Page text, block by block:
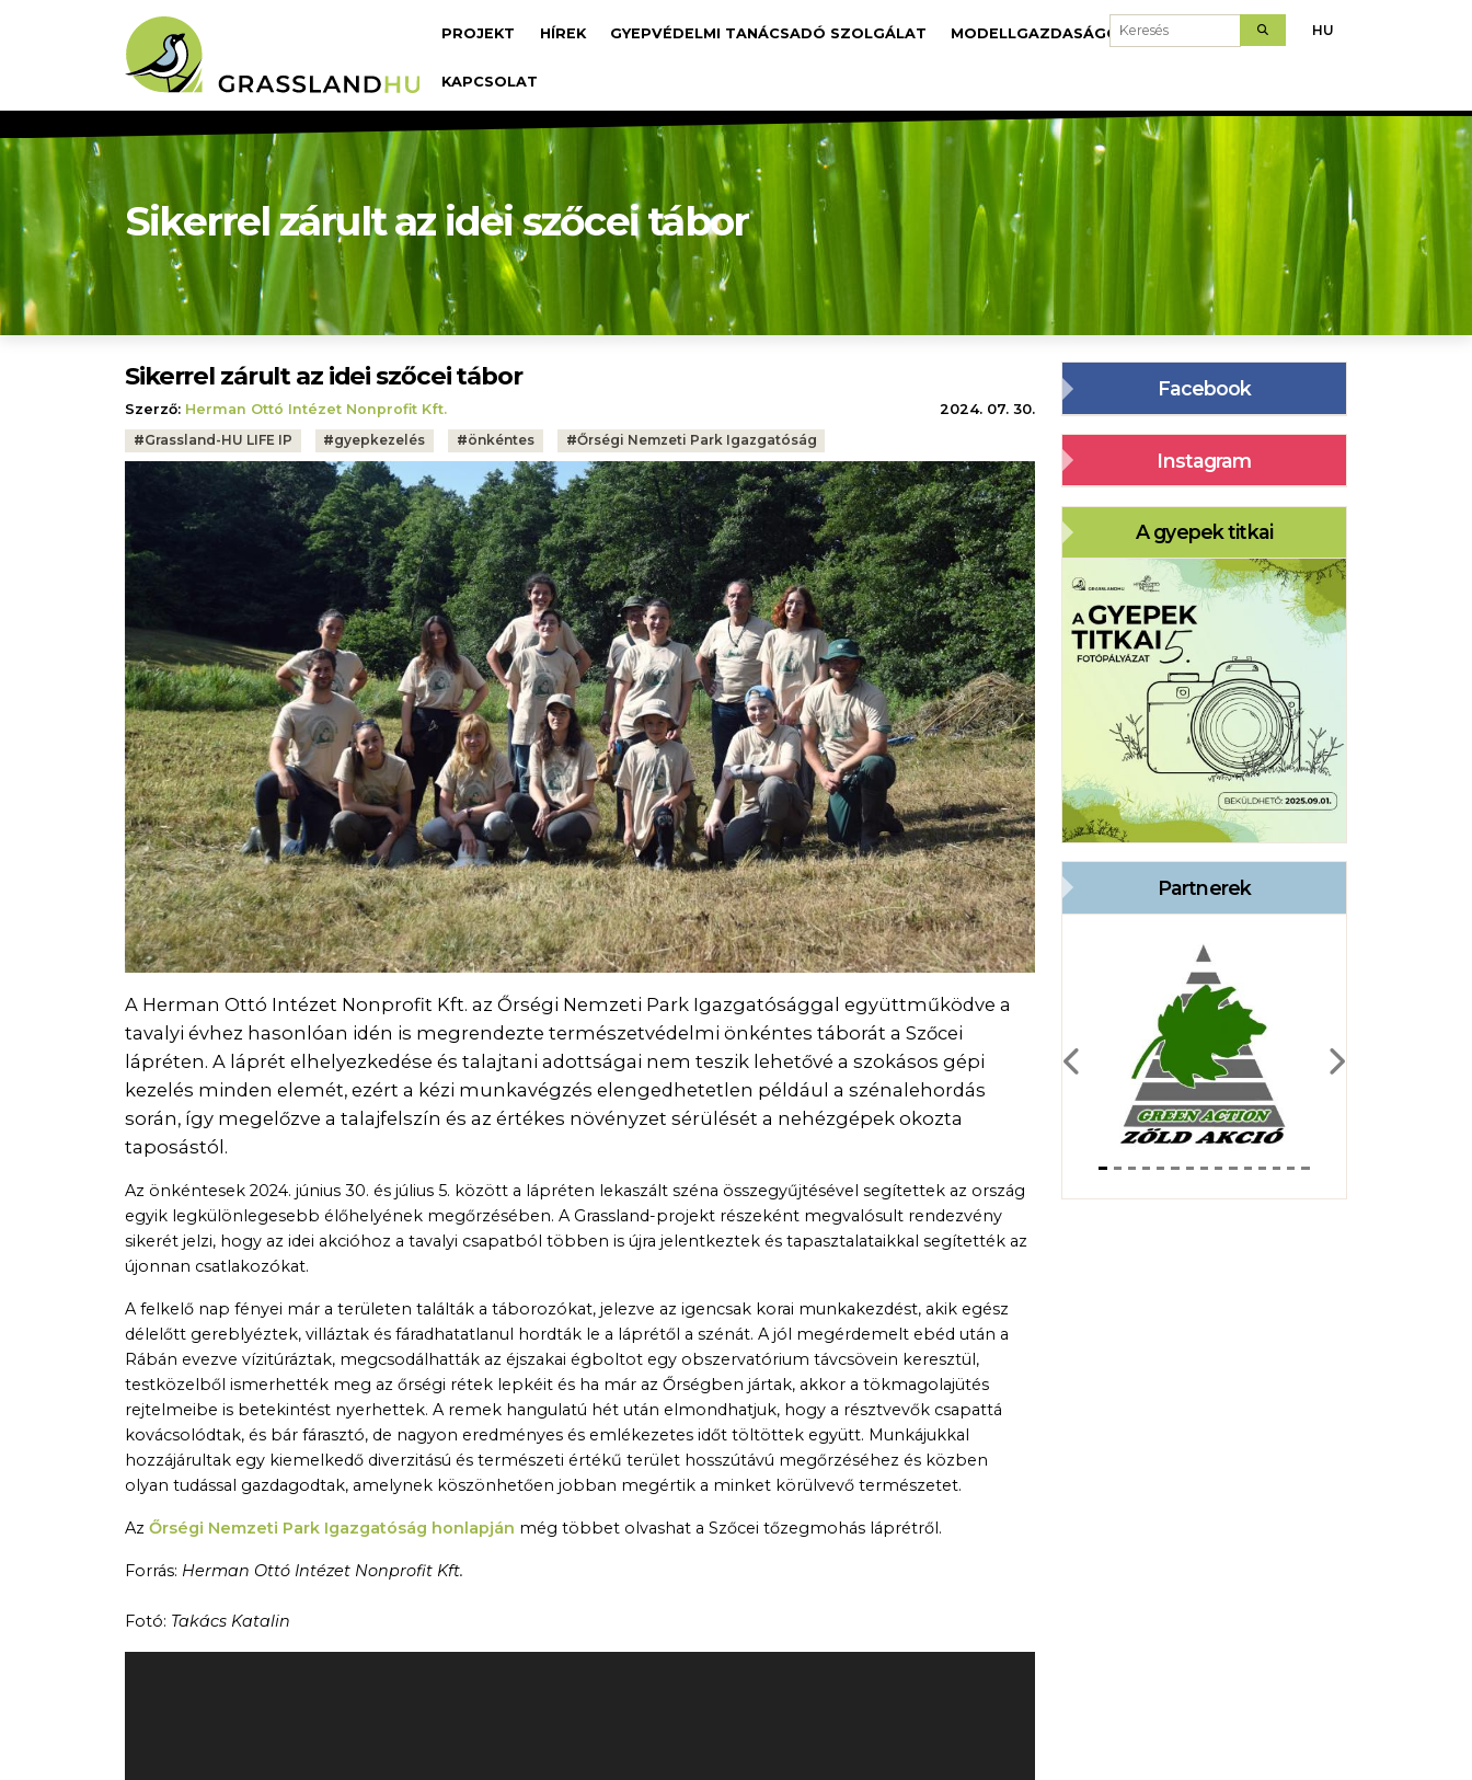
Fő navigáció
PROJEKT HÍREK GYEPVÉDELMI TANÁCSADÓ SZOLGÁLAT MODELLGAZDASÁGOK LETÖLTÉS
KAPCSOLAT
Keresés HU
Sikerrel zárult az idei szőcei tábor
Sikerrel zárult az idei szőcei tábor
Szerző: Herman Ottó Intézet Nonprofit Kft.
2024. 07. 30.
Tags:
#Grassland-HU LIFE IP #gyepkezelés #önkéntes #Őrségi Nemzeti Park Igazgatóság
A Herman Ottó Intézet Nonprofit Kft. az Őrségi Nemzeti Park Igazgatósággal együttműködve a
tavalyi évhez hasonlóan idén is megrendezte természetvédelmi önkéntes táborát a Szőcei
lápréten. A láprét elhelyezkedése és talajtani adottságai nem teszik lehetővé a szokásos gépi
kezelés minden elemét, ezért a kézi munkavégzés elengedhetetlen például a szénalehordás
során, így megelőzve a talajfelszín és az értékes növényzet sérülését a nehézgépek okozta
taposástól.
Az önkéntesek 2024. június 30. és július 5. között a lápréten lekaszált széna összegyűjtésével segítettek az ország
egyik legkülönlegesebb élőhelyének megőrzésében. A Grassland-projekt részeként megvalósult rendezvény
sikerét jelzi, hogy az idei akcióhoz a tavalyi csapatból többen is újra jelentkeztek és tapasztalataikkal segítették az
újonnan csatlakozókat.
A felkelő nap fényei már a területen találták a táborozókat, jelezve az igencsak korai munkakezdést, akik egész
délelőtt gereblyéztek, villáztak és fáradhatatlanul hordták le a láprétől a szénát. A jól megérdemelt ebéd után a
Rábán evezve vízitúráztak, megcsodálhatták az éjszakai égboltot egy obszervatórium távcsövein keresztül,
testközelből ismerhették meg az őrségi rétek lepkéit és ha már az Őrségben jártak, akkor a tökmagolajütés
rejtelmeibe is betekintést nyerhettek. A remek hangulatú hét után elmondhatjuk, hogy a résztvevők csapattá
kovácsolódtak, és bár fárasztó, de nagyon eredményes és emlékezetes időt töltöttek együtt. Munkájukkal
hozzájárultak egy kiemelkedő diverzitású és természeti értékű terület hosszútávú megőrzéséhez és közben
olyan tudással gazdagodtak, amelynek köszönhetően jobban megértik a minket körülvevő természetet.
Az Őrségi Nemzeti Park Igazgatóság honlapján még többet olvashat a Szőcei tőzegmohás láprétről.
Forrás: Herman Ottó Intézet Nonprofit Kft.
Fotó: Takács Katalin
Facebook
Instagram
A gyepek titkai
Partnerek
Previous Next